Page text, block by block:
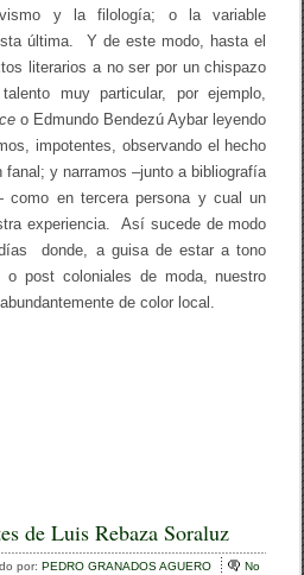
y la filología; o la variable
última. Y de este modo, hasta el
literarios a no ser por un chispazo
muy particular, por ejemplo,
o Edmundo Bendezú Aybar leyendo
impotentes, observando el hecho
y narramos –junto a bibliografía
en tercera persona y cual un
experiencia. Así sucede de modo
donde, a guisa de estar a tono
post coloniales de moda, nuestro
de color local.
de Luis Rebaza Soraluz
por:PEDRO GRANADOS AGUERO
No